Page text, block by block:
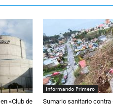
«Club de
Informando Primero
Sumario sanitario contra